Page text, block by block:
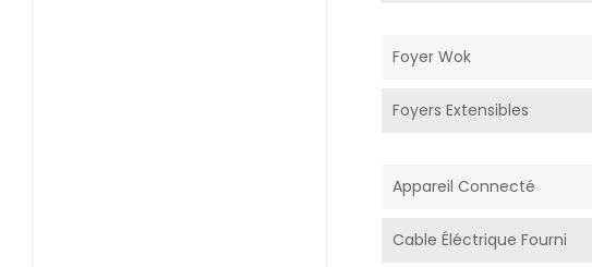
Foyer Wok
Foyers Extensibles
Appareil Connecté
Cable Éléctrique Fourni